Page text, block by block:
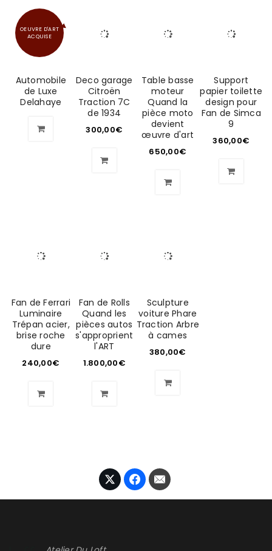
OEUVRE D'ART
ACQUISE
Automobile
de Luxe
Delahaye
Deco garage
Citroën
Traction 7C
de 1934
300,00€
Table basse
moteur
Quand la
pièce moto
devient
œuvre d'art
650,00€
Support
papier toilette
design pour
Fan de Simca
9
360,00€
Fan de Ferrari
Luminaire
Trépan acier,
brise roche
dure
240,00€
Fan de Rolls
Quand les
pièces autos
s'approprient
l'ART
1.800,00€
Sculpture
voiture Phare
Traction Arbre
à cames
380,00€